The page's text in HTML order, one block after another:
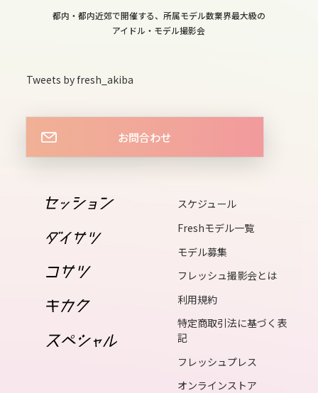
13
thu
fri
16
17
sun
18
19
tue
20
wed
都内・都内近郊で開催する、所属モデル数業界最大級の
アイドル・モデル撮影会
Tweets by fresh_akiba
お問合わせ
スケジュール
Freshモデル一覧
モデル募集
フレッシュ撮影会とは
利用規約
特定商取引法に基づく表
記
フレッシュプレス
オンラインストア